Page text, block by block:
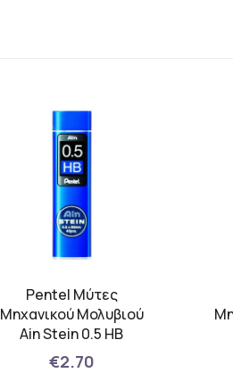
Pentel Μύτες
Μηχανικού Μολυβιού
Ain Stein 0.5 HB
€2.70